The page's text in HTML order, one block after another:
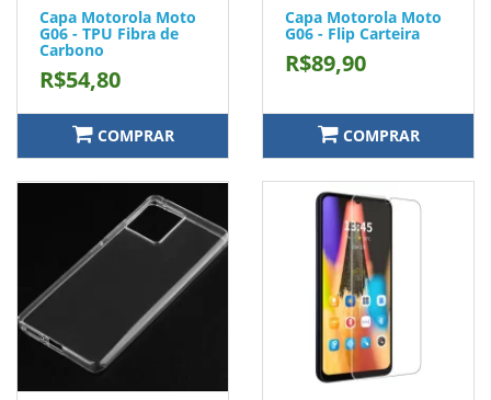
Capa Motorola Moto
G06 - TPU Fibra de
Carbono
R$54,80
COMPRAR
Capa Motorola Moto
G06 - Flip Carteira
R$89,90
COMPRAR